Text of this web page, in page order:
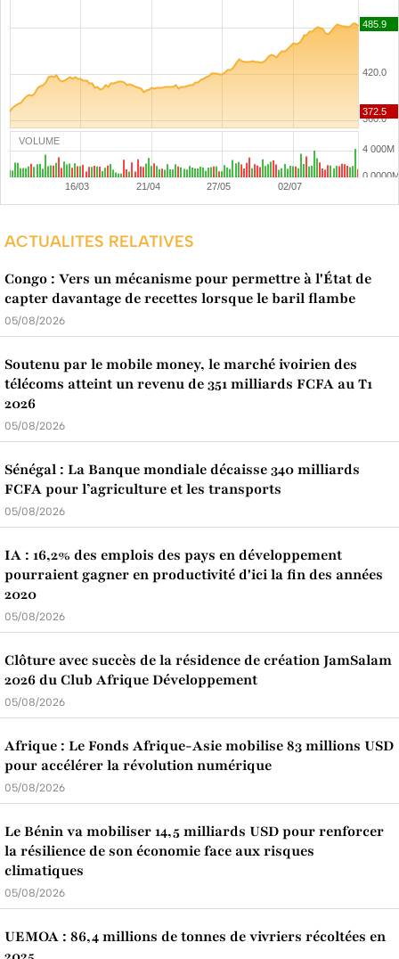
VOLUME
ACTUALITES RELATIVES
Congo : Vers un mécanisme pour permettre à l'État de
capter davantage de recettes lorsque le baril flambe
05/08/2026
Soutenu par le mobile money, le marché ivoirien des
télécoms atteint un revenu de 351 milliards FCFA au T1
2026
05/08/2026
Sénégal : La Banque mondiale décaisse 340 milliards
FCFA pour l’agriculture et les transports
05/08/2026
IA : 16,2% des emplois des pays en développement
pourraient gagner en productivité d'ici la fin des années
2020
05/08/2026
Clôture avec succès de la résidence de création JamSalam
2026 du Club Afrique Développement
05/08/2026
Afrique : Le Fonds Afrique-Asie mobilise 83 millions USD
pour accélérer la révolution numérique
05/08/2026
Le Bénin va mobiliser 14,5 milliards USD pour renforcer
la résilience de son économie face aux risques
climatiques
05/08/2026
UEMOA : 86,4 millions de tonnes de vivriers récoltées en